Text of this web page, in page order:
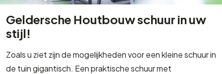
Geldersche Houtbouw schuur in uw
stijl!
Zoals u ziet zijn de mogelijkheden voor een kleine schuur in
de tuin gigantisch. Een praktische schuur met